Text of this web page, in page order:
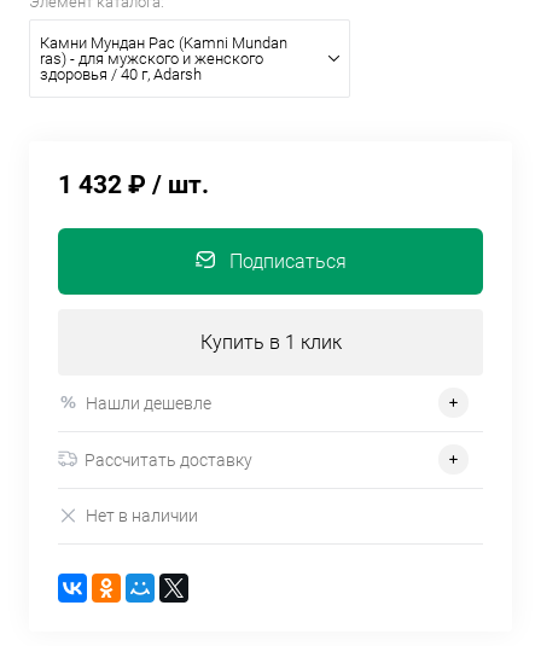
Камни Мундан Рас (Kamni Mundan
ras) - для мужского и женского
здоровья / 40 г, Adarsh
1 432 ₽ / шт.
Подписаться
Купить в 1 клик
Нашли дешевле
Рассчитать доставку
Нет в наличии